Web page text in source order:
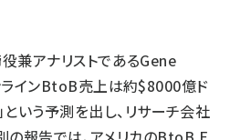
兼アナリストであるGene
インBtoB売上は約$8000億ド
いう予測を出し、リサーチ会社